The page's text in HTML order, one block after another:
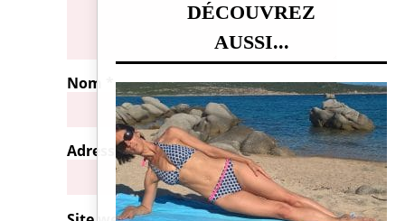
Nom
Adresse de messagerie*
DÉCOUVREZ
AUSSI...